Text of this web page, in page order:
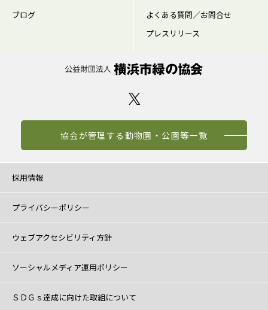
ブログ
よくある質問／お問合せ
プレスリリース
協会が管理する動物園・公園等一覧
採用情報
プライバシーポリシー
ウェブアクセシビリティ方針
ソーシャルメディア運用ポリシー
ＳＤＧｓ達成に向けた取組について